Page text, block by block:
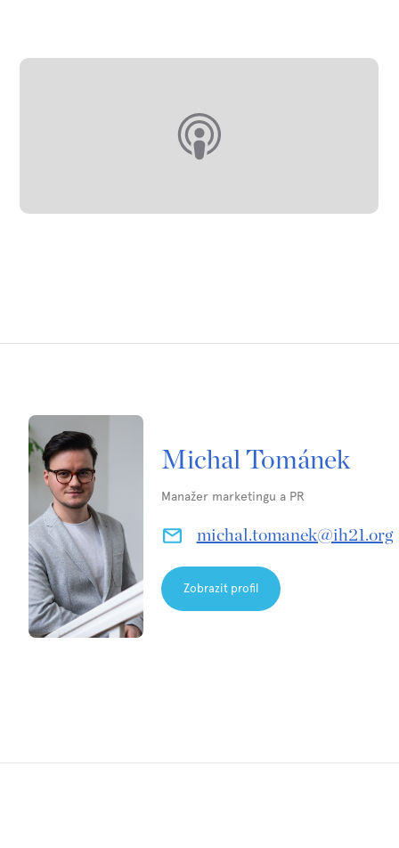
Michal Tománek
Manažer marketingu a PR
michal.tomanek@ih21.org
Zobrazit profil